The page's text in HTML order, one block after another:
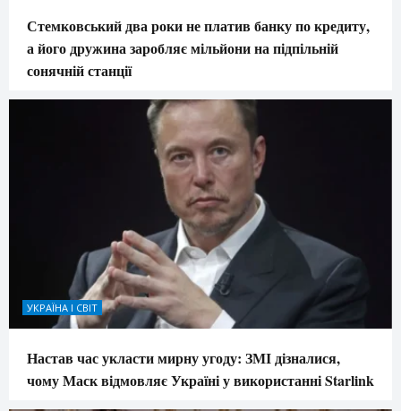
Стемковський два роки не платив банку по кредиту,
а його дружина заробляє мільйони на підпільній
сонячній станції
УКРАЇНА І СВІТ
Настав час укласти мирну угоду: ЗМІ дізналися,
чому Маск відмовляє Україні у використанні Starlink